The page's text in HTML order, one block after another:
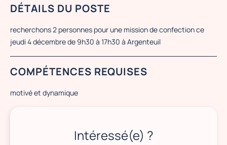
DÉTAILS DU POSTE
recherchons 2 personnes pour une mission de confection ce
jeudi 4 décembre de 9h30 à 17h30 à Argenteuil
COMPÉTENCES REQUISES
motivé et dynamique
Intéressé(e) ?